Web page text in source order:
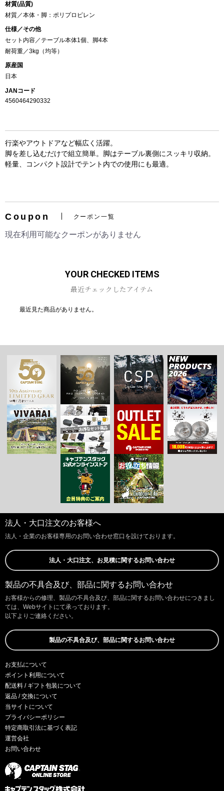
お買い物を続ける カートへ進む
材質(品質)
材質／本体・脚：ポリプロピレン
仕様／その他
セット内容／テーブル本体1個、脚4本
耐荷重／3kg（均等）
原産国
日本
JANコード
4560464290332
行楽やアウトドアなど幅広く活躍。
脚を差し込むだけで組立簡単。脚はテーブル裏側にスッキリ収納。
軽量、コンパクト設計でテント内での使用にも最適。
Coupon クーポン一覧
現在利用可能なクーポンがありません
YOUR CHECKED ITEMS
最近チェックしたアイテム
最近見た商品がありません。
法人・大口注文のお客様へ
法人・企業のお客様専用のお問い合わせ窓口を設けております。
法人・大口注文、お見積に関するお問い合わせ
製品の不具合及び、部品に関するお問い合わせ
お客様からの修理、製品の不具合及び、部品に関するお問い合わせにつきまし
ては、Webサイトにて承っております。
以下よりご連絡ください。
製品の不具合及び、部品に関するお問い合わせ
お支払について
ポイント利用について
配送料 / ギフト包装について
返品 / 交換について
当サイトについて
プライバシーポリシー
特定商取引法に基づく表記
運営会社
お問い合わせ